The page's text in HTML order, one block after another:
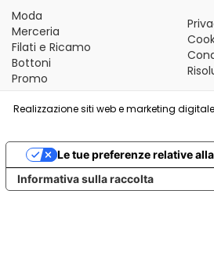
Moda
Merceria
Filati e Ricamo
Bottoni
Promo
Realizzazione siti web e marketing
Informativa sulla raccolta
Le tue preferenze relative